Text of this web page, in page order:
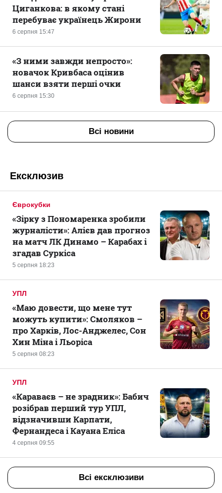
6 серпня 15:47
Циганкова: в якому стані
перебуває українець Жирони
6 серпня 15:30
«З ними завжди непросто»:
новачок Кривбаса оцінив
шанси взяти перші очки
Всі новини
Ексклюзив
Єврокубки
5 серпня 18:23
«Зірку з Пономаренка зробили
журналісти»: Алієв дав прогноз
на матч ЛК Динамо – Карабах і
згадав Суркіса
УПЛ
5 серпня 08:23
«Маю довести, що мене тут
можуть купити»: Смоляков –
про Харків, Лос-Анджелес, Сон
Хин Міна і Льоріса
УПЛ
4 серпня 09:55
«Караваєв – не зрадник»: Бабич
розібрав перший тур УПЛ,
відзначивши Карпати,
Фернандеса і Кауана Еліса
Всі ексклюзиви